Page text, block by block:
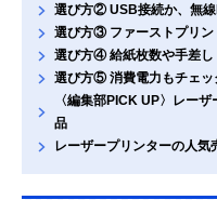
選び方② USB接続か、無
選び方③ ファーストプリン
選び方④ 給紙枚数や手差し
選び方⑤ 消費電力もチェッ
〈編集部PICK UP〉レー
品
レーザープリンターの人気